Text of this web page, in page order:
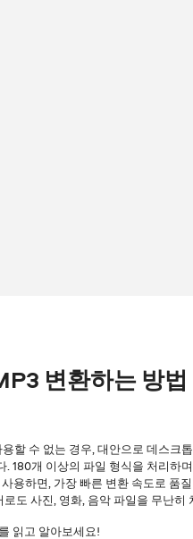
변환하는 방법
할 수 없는 경우, 대안으로 데스크
180개 이상의 파일 형식을 처리하
용하면, 가장 빠른 변환 속도로 품
도 사진, 영화, 음악 파일을 무난히
읽고 알아보세요!